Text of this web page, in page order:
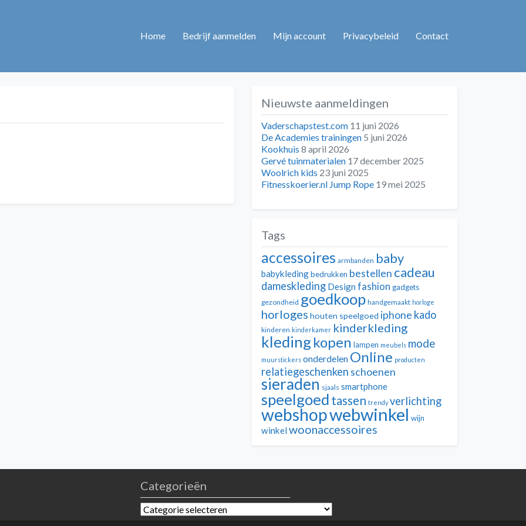
Home Bedrijf aanmelden Mijn account Privacybeleid Contact
Nieuwste aanmeldingen
Vaderschapstest.com 11 juni 2026
De Academies trainingen 5 juni 2026
Kookhuis 8 april 2026
Gervé tuinmaterialen 17 december 2025
Woolrich kids 23 juni 2025
Fitnesskoerier.nl Jump Rope 19 mei 2025
Tags
accessoires armbanden baby
babykledingbedrukken bestellen cadeau
dameskleding Design fashion gadgets
gezondheid goedkoop handgemaakt horloge
horloges houten speelgoed iphone kado
kinderen kinderkamer kinderkleding
kleding kopen lampen meubels mode
muurstickers onderdelen Online producten
relatiegeschenken schoenen
sieraden sjaals smartphone
speelgoed tassen trendy verlichting
webshopwebwinkel wijn
winkelwoonaccessoires
Categorieën
Categorieën